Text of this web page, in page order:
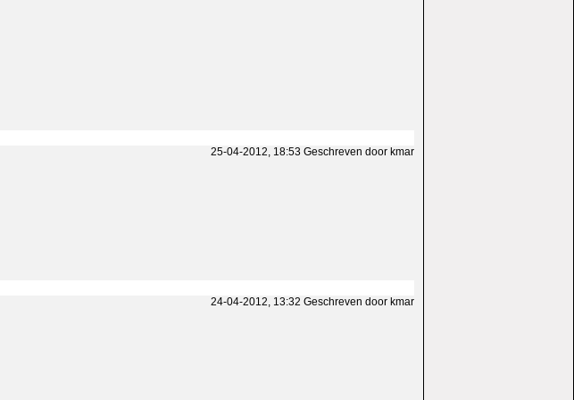
25-04-2012, 18:53 Geschreven door kmar
24-04-2012, 13:32 Geschreven door kmar